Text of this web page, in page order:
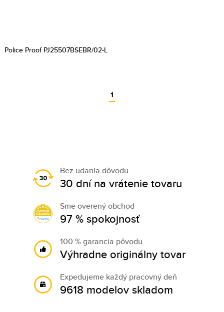
Police Proof PJ25507BSEBR/02-L
1
Bez udania dôvodu
30 dní na vrátenie tovaru
Sme overený obchod
97 % spokojnosť
100 % garancia pôvodu
Výhradne originálny tovar
Expedujeme každý pracovný deň
9618 modelov skladom